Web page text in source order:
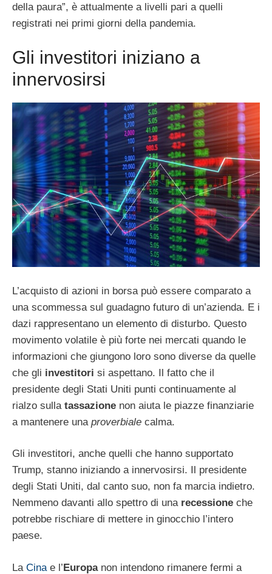
della paura”, è attualmente a livelli pari a quelli
registrati nei primi giorni della pandemia.
Gli investitori iniziano a
innervosirsi
L’acquisto di azioni in borsa può essere comparato a
una scommessa sul guadagno futuro di un’azienda. E i
dazi rappresentano un elemento di disturbo. Questo
movimento volatile è più forte nei mercati quando le
informazioni che giungono loro sono diverse da quelle
che gli investitori si aspettano. Il fatto che il
presidente degli Stati Uniti punti continuamente al
rialzo sulla tassazione non aiuta le piazze finanziarie
a mantenere una proverbiale calma.
Gli investitori, anche quelli che hanno supportato
Trump, stanno iniziando a innervosirsi. Il presidente
degli Stati Uniti, dal canto suo, non fa marcia indietro.
Nemmeno davanti allo spettro di unarecessione che
potrebbe rischiare di mettere in ginocchio l’intero
paese.
La Cinae l’Europanon intendono rimanere fermi a